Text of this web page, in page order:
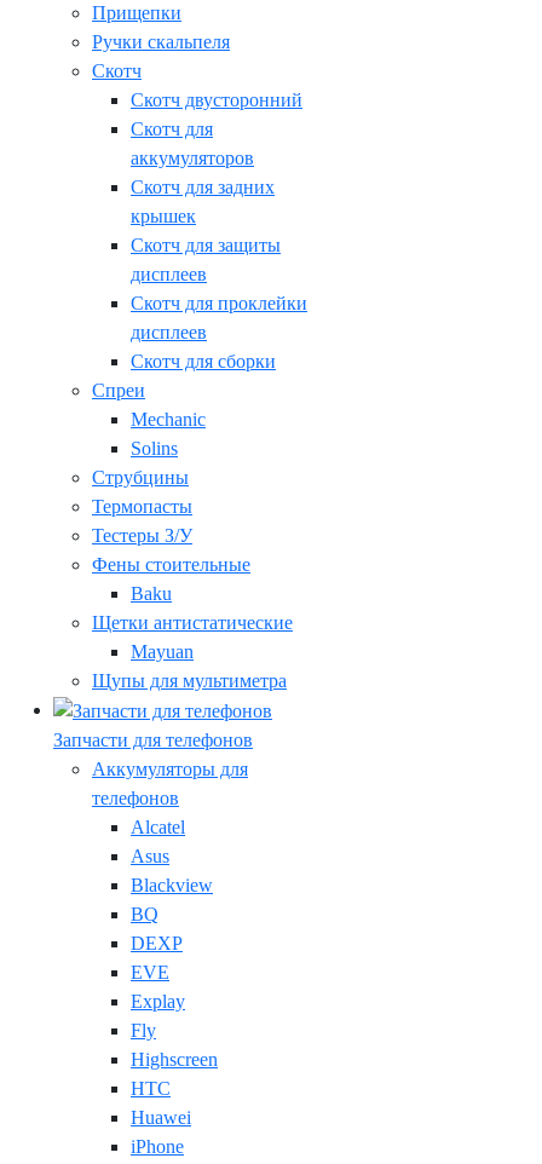
Прищепки
Ручки скальпеля
Скотч
Скотч двусторонний
Скотч для
аккумуляторов
Скотч для задних
крышек
Скотч для защиты
дисплеев
Скотч для проклейки
дисплеев
Скотч для сборки
Спреи
Mechanic
Solins
Струбцины
Термопасты
Тестеры З/У
Фены стоительные
Baku
Щетки антистатические
Mayuan
Щупы для мультиметра
Запчасти для телефонов
Аккумуляторы для
телефонов
Alcatel
Asus
Blackview
BQ
DEXP
EVE
Explay
Fly
Highscreen
HTC
Huawei
iPhone